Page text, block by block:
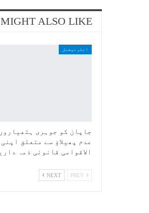
ALSO LIKE
انٹرنیشنل
جاپان کو جوہری
عدم پھیلاؤ سے متعلق
الاقوامی قانونی ذمہ
NEXT